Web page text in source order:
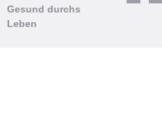
Gesund durchs
Leben